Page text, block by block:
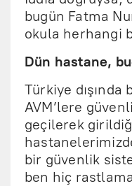
bugün Fatma
okula herhangi
Dün hastane,
Türkiye
AVM’lere
geçilerek
bir güvenlik
ben hiç